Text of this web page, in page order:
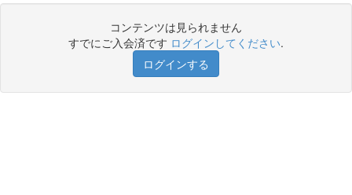
コンテンツは見られません
すでにご入会済です ログインしてください.
ログインする